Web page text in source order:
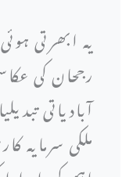
یہ ابھرتی
رجحان کی
آبادیاتی
ملکی